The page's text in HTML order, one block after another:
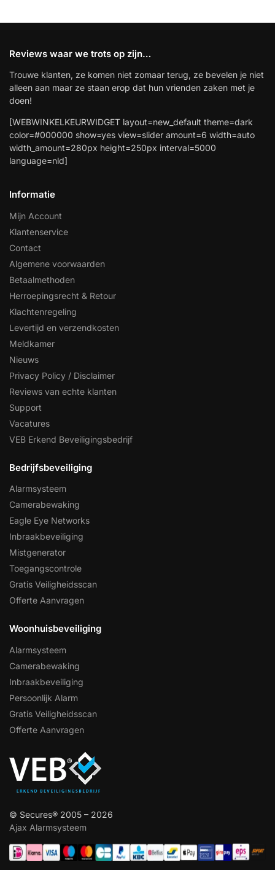
Reviews waar we trots op zijn…
Trouwe klanten, ze komen niet zomaar terug, ze bevelen je niet
alleen aan maar ze staan erop dat hun vrienden zaken met je
doen!
[WEBWINKELKEURWIDGET layout=new_default theme=dark
color=#000000 show=yes view=slider amount=6 width=auto
width_amount=280px height=250px interval=5000
language=nld]
Informatie
Mijn Account
Klantenservice
Contact
Algemene voorwaarden
Betaalmethoden
Herroepingsrecht & Retour
Klachtenregeling
Levertijd en verzendkosten
Meldkamer
Nieuws
Privacy Policy / Disclaimer
Reviews van echte klanten
Support
Vacatures
VEB Erkend Beveiligingsbedrijf
Bedrijfsbeveiliging
Alarmsysteem
Camerabewaking
Eagle Eye Networks
Inbraakbeveiliging
Mistgenerator
Toegangscontrole
Gratis Veiligheidsscan
Offerte Aanvragen
Woonhuisbeveiliging
Alarmsysteem
Camerabewaking
Inbraakbeveiliging
Persoonlijk Alarm
Gratis Veiligheidsscan
Offerte Aanvragen
© Secures® 2005 – 2026
Ajax Alarmsysteem